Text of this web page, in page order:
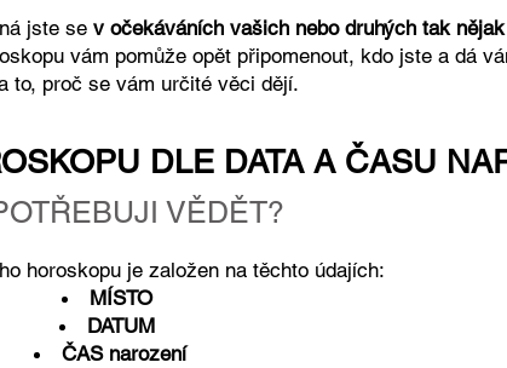
jste se v očekáváních vašich nebo druhých tak
vám pomůže opět připomenout, kdo jste a dá
to, proč se vám určité věci dějí.
DLE DATA A ČASU
VĚDĚT?
horoskopu je založen na těchto údajích:
MÍSTO
DATUM
ČAS narození